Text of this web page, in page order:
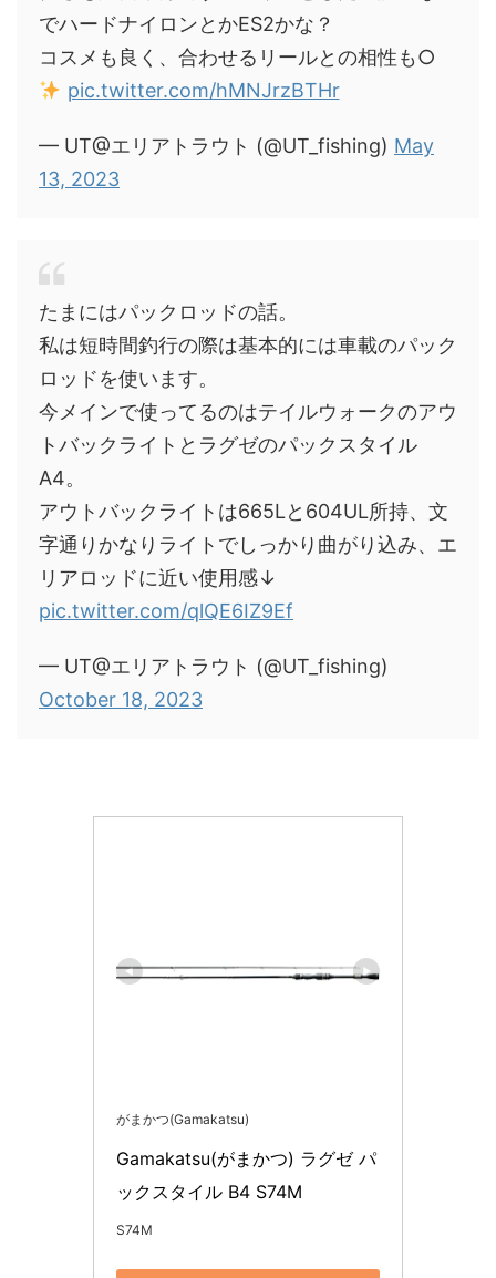
でハードナイロンとかES2かな？
コスメも良く、合わせるリールとの相性も○
pic.twitter.com/hMNJrzBTHr
— UT@エリアトラウト (@UT_fishing) May
13, 2023
たまにはパックロッドの話。
私は短時間釣行の際は基本的には車載のパック
ロッドを使います。
今メインで使ってるのはテイルウォークのアウ
トバックライトとラグゼのパックスタイル
A4。
アウトバックライトは665Lと604UL所持、文
字通りかなりライトでしっかり曲がり込み、エ
リアロッドに近い使用感↓
pic.twitter.com/qlQE6IZ9Ef
— UT@エリアトラウト (@UT_fishing)
October 18, 2023
がまかつ(Gamakatsu)
Gamakatsu(がまかつ) ラグゼ パ
ックスタイル B4 S74M
S74M